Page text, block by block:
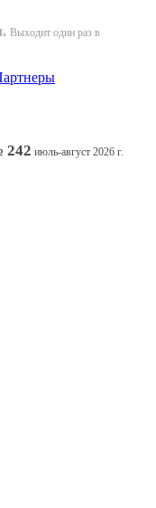
Выходит один раз в
июль-август 2026 г.